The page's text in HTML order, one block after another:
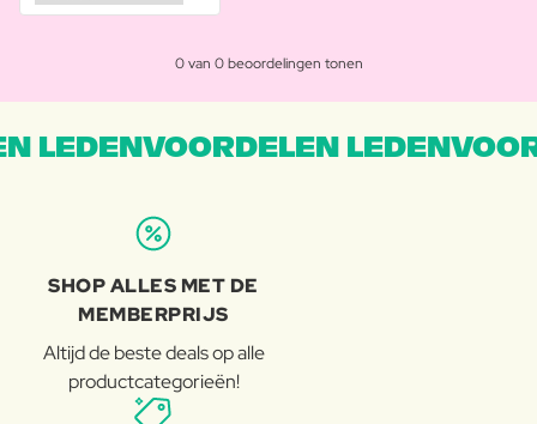
0 van 0 beoordelingen tonen
LEDENVOORDELEN
SHOP ALLES MET DE
MEMBERPRIJS
Altijd de beste deals op alle
productcategorieën!